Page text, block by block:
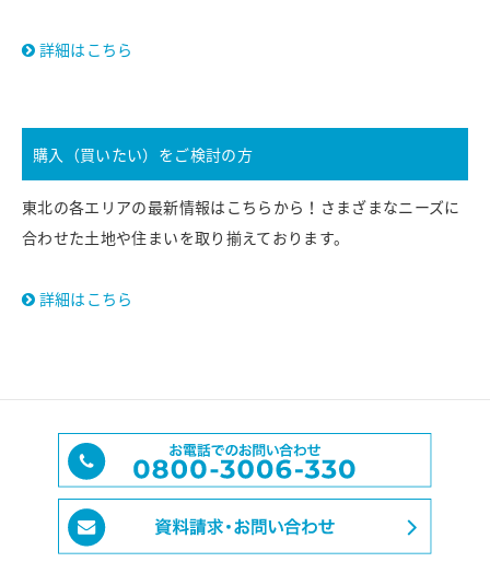
詳細はこちら
購入（買いたい）をご検討の方
東北の各エリアの最新情報はこちらから！さまざまなニーズに
合わせた土地や住まいを取り揃えております。
詳細はこちら